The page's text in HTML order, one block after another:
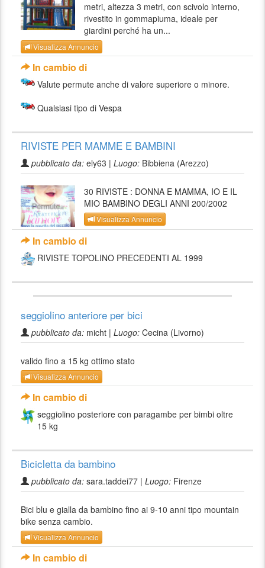
metri, altezza 3 metri, con scivolo interno,
rivestito in gommapiuma, ideale per
giardini perché ha un...
Visualizza Annuncio
In cambio di
Valute permute anche di valore superiore o minore.
Qualsiasi tipo di Vespa
RIVISTE PER MAMME E BAMBINI
pubblicato da: ely63 | Luogo: Bibbiena (Arezzo)
30 RIVISTE : DONNA E MAMMA, IO E IL
MIO BAMBINO DEGLI ANNI 200/2002
Visualizza Annuncio
In cambio di
RIVISTE TOPOLINO PRECEDENTI AL 1999
seggiolino anteriore per bici
pubblicato da: micht | Luogo: Cecina (Livorno)
valido fino a 15 kg ottimo stato
Visualizza Annuncio
In cambio di
seggiolino posteriore con paragambe per bimbi oltre
15 kg
Bicicletta da bambino
pubblicato da: sara.taddei77 | Luogo: Firenze
Bici blu e gialla da bambino fino ai 9-10 anni tipo mountain
bike senza cambio.
Visualizza Annuncio
In cambio di